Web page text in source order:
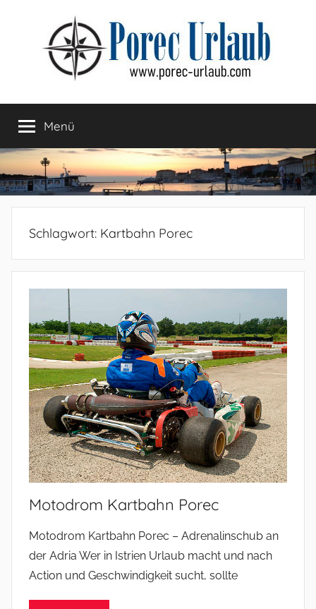
springen
Menü
Schlagwort: Kartbahn Porec
Motodrom Kartbahn Porec
Motodrom Kartbahn Porec – Adrenalinschub an
der Adria Wer in Istrien Urlaub macht und nach
Action und Geschwindigkeit sucht, sollte